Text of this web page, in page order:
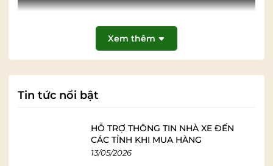
Xem thêm
Tin tức nổi bật
HỖ TRỢ THÔNG TIN NHÀ XE ĐẾN
CÁC TỈNH KHI MUA HÀNG
13/05/2026